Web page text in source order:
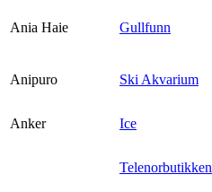
Ania Haie Gullfunn
Anipuro Ski Akvarium
Anker
Ice
Telenorbutikken